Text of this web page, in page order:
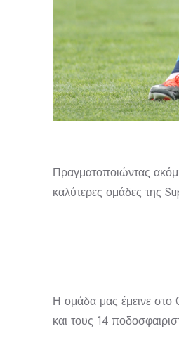
Πραγματοποιώντας
καλύτερες ομάδες της
Η ομάδα μας έμεινε στο
και τους 14